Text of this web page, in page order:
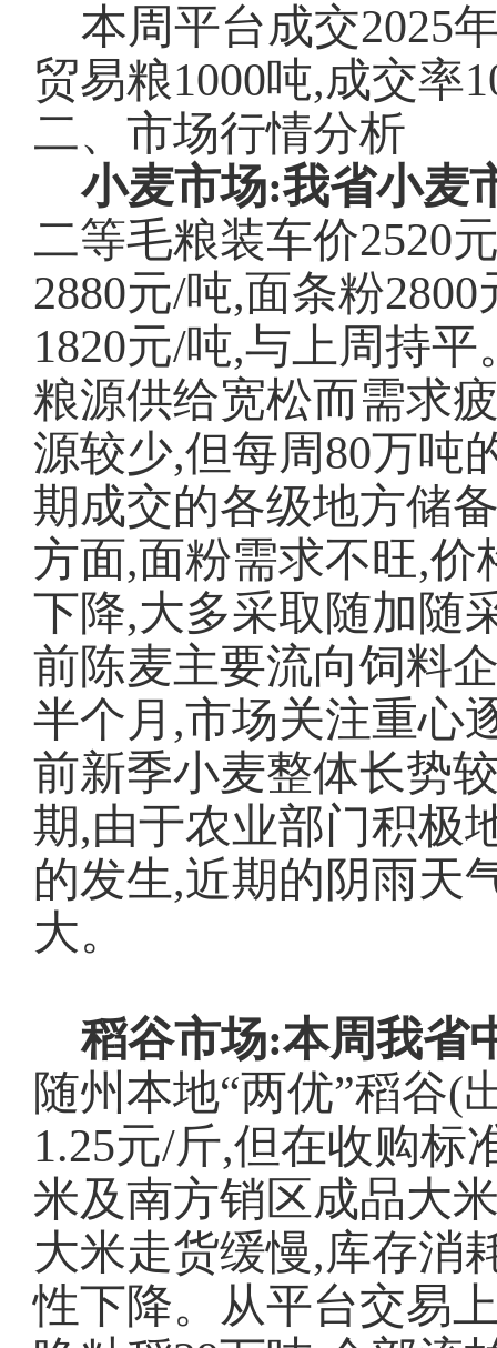
本周平台成交2025
贸易粮1000吨,成交率
二、市场行情分析
小麦市场:我省小麦
二等毛粮装车价2520
2880元/吨,面条粉
1820元/吨,与上周持
粮源供给宽松而需求
源较少,但每周80万吨
期成交的各级地方储
方面,面粉需求不旺,
下降,大多采取随加随
前陈麦主要流向饲料
半个月,市场关注重心
前新季小麦整体长势
期,由于农业部门积极
的发生,近期的阴雨天
大。
稻谷市场:本周我省
随州本地“两优”稻谷(
1.25元/斤,但在收购标
米及南方销区成品大
大米走货缓慢,库存消
性下降。从平台交易